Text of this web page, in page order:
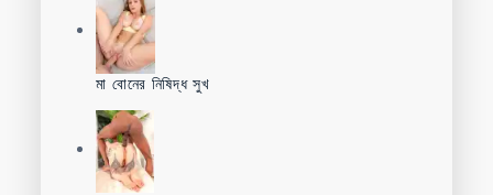
মা বোনের নিষিদ্ধ সুখ